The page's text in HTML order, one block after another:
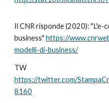
Il CNR risponde (2020): "L'e-
business"https://
modelli-di-business/
TW
https://twitter.com/
8160